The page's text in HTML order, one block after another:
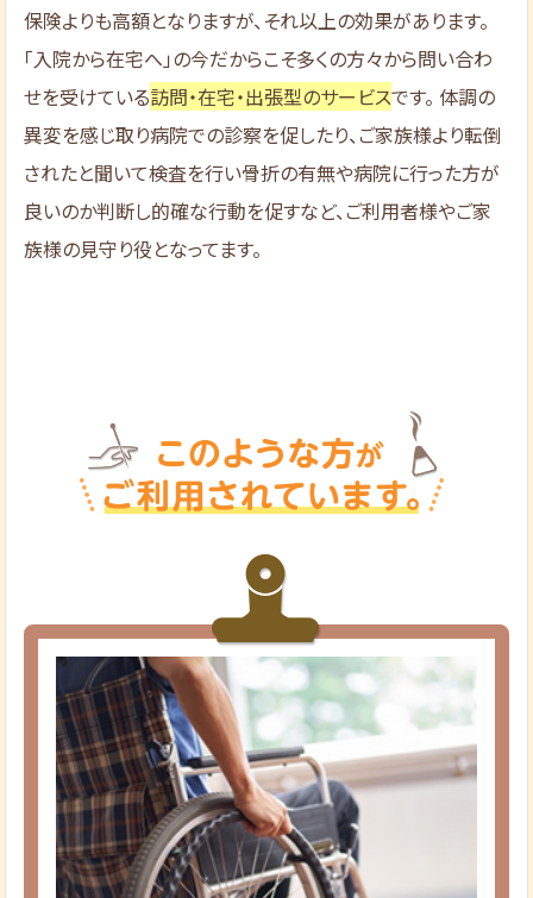
保険よりも高額となりますが、それ以上の効果があります。
「入院から在宅へ」の今だからこそ多くの方々から問い合わ
せを受けている訪問・在宅・出張型のサービスです。 体調の
異変を感じ取り病院での診察を促したり、ご家族様より転倒
されたと聞いて検査を行い骨折の有無や病院に行った方が
良いのか判断し的確な行動を促すなど、ご利用者様やご家
族様の見守り役となってます。